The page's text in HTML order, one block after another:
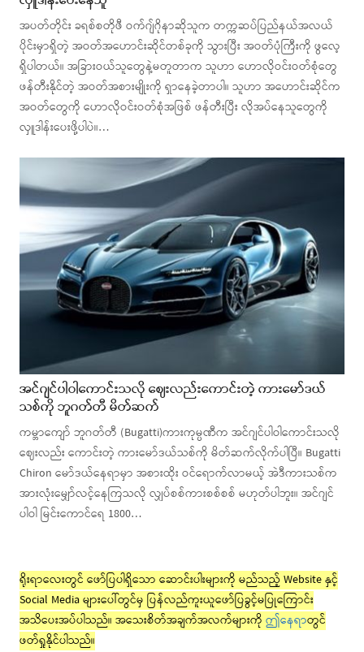
အပတ်တိုင်း ခရစ်စတိုဖီ ဝက်ဂျ်ဂိုနာဆိုသူက တက္ကဆပ်ပြည်နယ်အလယ်
ပိုင်းမှာရှိတဲ့ အဝတ်အဟောင်းဆိုင်တစ်ခုကို သွားပြီး အဝတ်ပုံကြီးကို ဖွလေ့
ရှိပါတယ်။ အခြားဝယ်သူတွေနဲ့မတူတာက သူဟာ ဟောလိုဝင်းဝတ်စုံတွေ
ဖန်တီးနိုင်တဲ့ အဝတ်အစားမျိုးကို ရှာနေခဲ့တာပါ။ သူဟာ အဟောင်းဆိုင်က
အဝတ်တွေကို ဟောလိုဝင်းဝတ်စုံအဖြစ် ဖန်တီးပြီး လိုအပ်နေသူတွေကို
လှူဒါန်းပေးဖို့ပါပဲ။…
အင်ဂျင်ပါဝါကောင်းသလို ဈေးလည်းကောင်းတဲ့ ကားမော်ဒယ်
သစ်ကို ဘူဂတ်တီ မိတ်ဆက်
ကမ္ဘာကျော် ဘူဂတ်တီ (Bugatti)ကားကုမ္ပဏီက အင်ဂျင်ပါဝါကောင်းသလို
ဈေးလည်း ကောင်းတဲ့ ကားမော်ဒယ်သစ်ကို မိတ်ဆက်လိုက်ပါပြီ။ Bugatti
Chiron မော်ဒယ်နေရာမှာ အစားထိုး ဝင်ရောက်လာမယ့် အဲဒီကားသစ်က
အားလုံးမျှော်လင့်နေကြသလို လျှပ်စစ်ကားစစ်စစ် မဟုတ်ပါဘူး။ အင်ဂျင်
ပါဝါ မြင်းကောင်ရေ 1800…
ရိုးရာလေးတွင် ဖော်ပြပါရှိသော ဆောင်းပါးများကို မည်သည့် Website နှင့်
Social Media များပေါ်တွင်မှ ပြန်လည်ကူးယူဖော်ပြခွင့်မပြုကြောင်း
အသိပေးအပ်ပါသည်။ အသေးစိတ်အချက်အလက်များကို ဤနေရာတွင်
ဖတ်ရှုနိုင်ပါသည်။